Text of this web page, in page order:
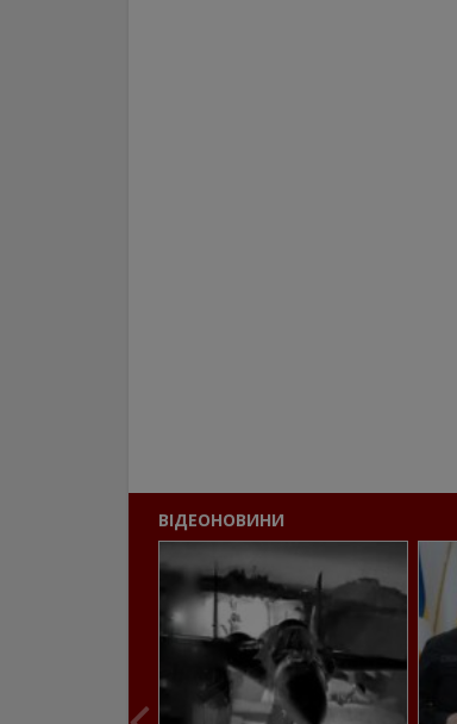
ВІДЕОНОВИНИ